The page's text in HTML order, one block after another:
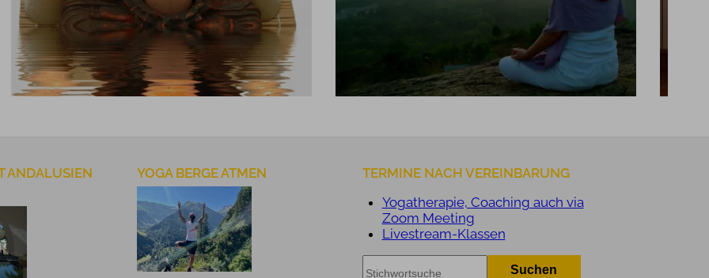
ANDALUSIEN YOGA BERGE ATMEN
TERMINE NACH VEREINBARUNG
Yogatherapie, Coaching auch via
Zoom Meeting
Livestream-Klassen
Suchen